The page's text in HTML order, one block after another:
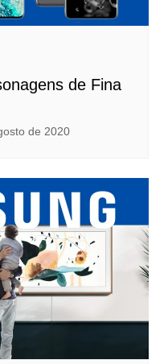
de Fina
de 2020